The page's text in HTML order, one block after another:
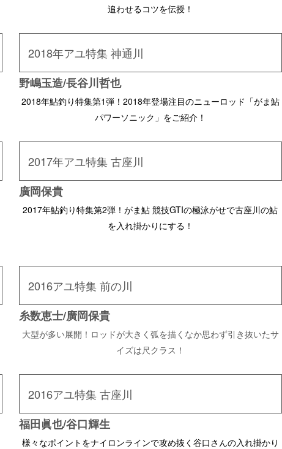
追わせるコツを伝授！
2018年アユ特集 神通川
野嶋玉造/長谷川哲也
2018年鮎釣り特集第1弾！2018年登場注目のニューロッド「がま鮎
パワーソニック」をご紹介！
2017年アユ特集 古座川
廣岡保貴
2017年鮎釣り特集第2弾！がま鮎 競技GTIの極泳がせで古座川の鮎
を入れ掛かりにする！
2016アユ特集 前の川
糸数恵士/廣岡保貴
大型が多い展開！ロッドが大きく弧を描くなか思わず引き抜いたサ
イズは尺クラス！
2016アユ特集 古座川
福田眞也/谷口輝生
様々なポイントをナイロンラインで攻め抜く谷口さんの入れ掛かり